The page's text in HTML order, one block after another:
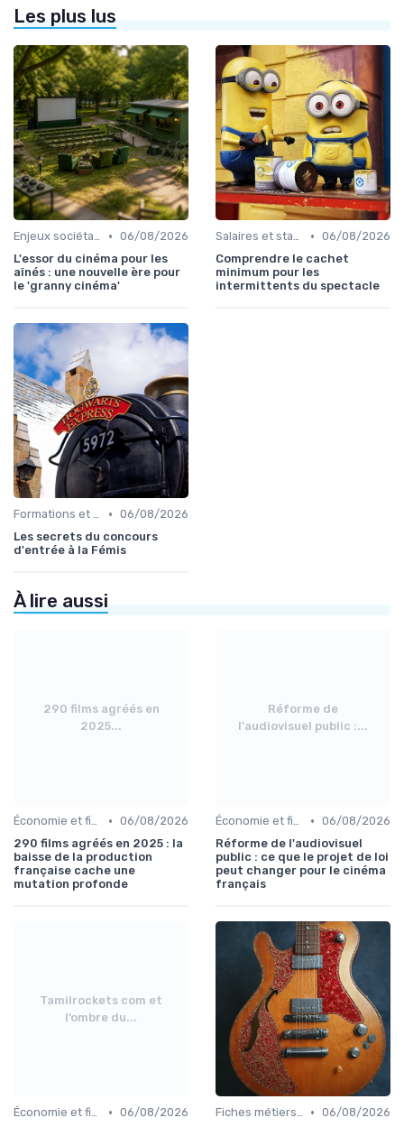
Les plus lus
Enjeux sociétaux et environnementaux • 06/08/2026
L'essor du cinéma pour les
aînés : une nouvelle ère pour
le 'granny cinéma'
Salaires et statut d'intermittent • 06/08/2026
Comprendre le cachet
minimum pour les
intermittents du spectacle
Formations et écoles de cinéma • 06/08/2026
Les secrets du concours
d'entrée à la Fémis
À lire aussi
290 films agréés en
2025...
Économie et financement des films • 06/08/2026
290 films agréés en 2025 : la
baisse de la production
française cache une
mutation profonde
Réforme de
l'audiovisuel public :...
Économie et financement des films • 06/08/2026
Réforme de l'audiovisuel
public : ce que le projet de loi
peut changer pour le cinéma
français
Tamilrockets com et
l’ombre du...
Économie et financement des films • 06/08/2026
Fiches métiers du plateau • 06/08/2026